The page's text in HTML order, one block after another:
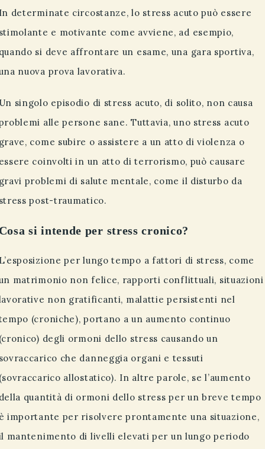
determinate circostanze, lo stress acuto può essere
e motivante come avviene, ad esempio,
si deve affrontare un esame, una gara sportiva,
nuova prova lavorativa.
singolo episodio di stress acuto, di solito, non causa
alle persone sane. Tuttavia, uno stress acuto
come subire o assistere a un atto di violenza o
coinvolti in un atto di terrorismo, può causare
problemi di salute mentale, come il disturbo da
post-traumatico.
si intende per stress cronico?
per lungo tempo a fattori di stress, come
matrimonio non felice, rapporti conflittuali, situazioni
non gratificanti, malattie persistenti nel
(croniche), portano a un aumento continuo
degli ormoni dello stress causando un
che danneggia organi e tessuti
allostatico). In altre parole, se l’aumento
quantità di ormoni dello stress per un breve tempo
importante per risolvere prontamente una situazione,
mantenimento di livelli elevati per un lungo periodo